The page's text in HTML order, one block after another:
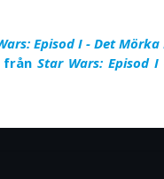
Episod I - Det
från Star Wars: Episod